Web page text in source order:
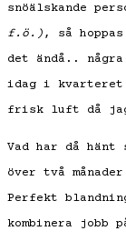
snöälskande
f.ö.) , så
det ändå.. några
idag i
frisk luft då jag
Vad har då
över två
Perfekt
kombinera jobb